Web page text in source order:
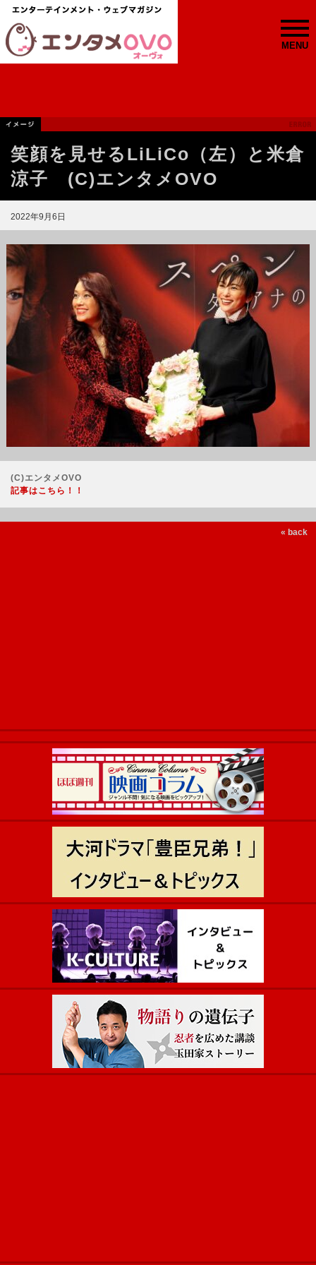
MENU
笑顔を見せるLiLiCo（左）と米倉
涼子 (C)エンタメOVO
2022年9月6日
(C)エンタメOVO
記事はこちら！！
« back